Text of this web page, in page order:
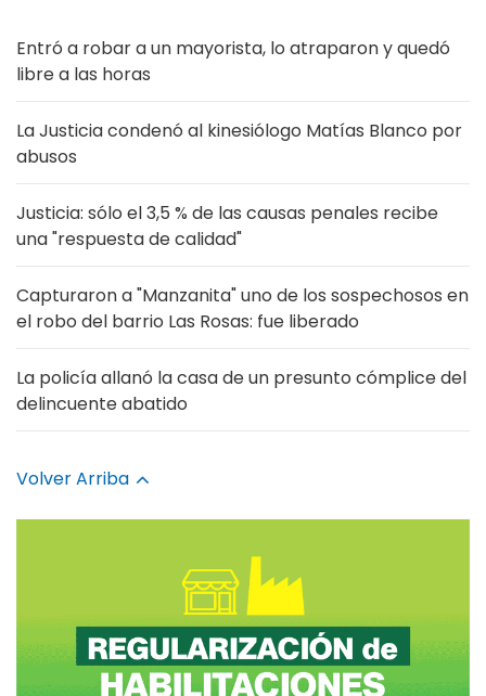
Entró a robar a un mayorista, lo atraparon y quedó
libre a las horas
La Justicia condenó al kinesiólogo Matías Blanco por
abusos
Justicia: sólo el 3,5 % de las causas penales recibe
una "respuesta de calidad"
Capturaron a "Manzanita" uno de los sospechosos en
el robo del barrio Las Rosas: fue liberado
La policía allanó la casa de un presunto cómplice del
delincuente abatido
Volver Arriba